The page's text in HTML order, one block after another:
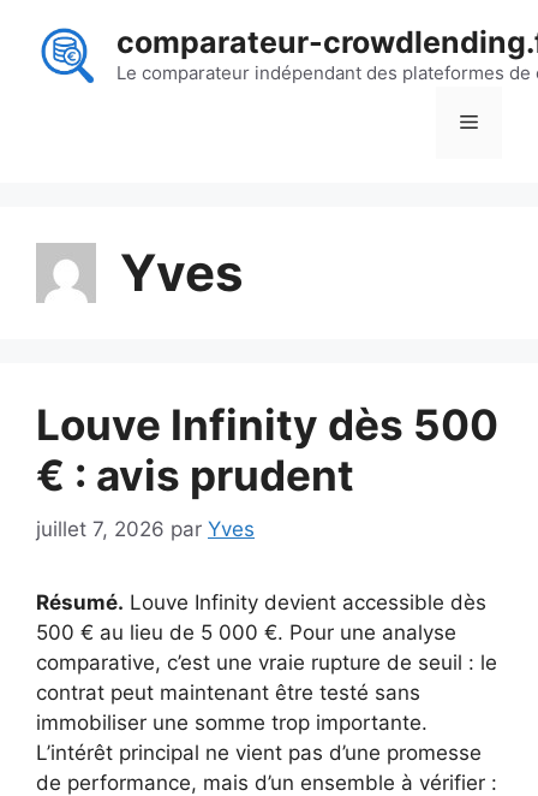
contenu
comparateur-
Le comparateur indépendant des plateformes
Menu
Yves
Louve Infinity dès 500
€ : avis prudent
juillet 7, 2026 par Yves
Résumé. Louve Infinity devient accessible dès
500 € au lieu de 5 000 €. Pour une analyse
comparative, c’est une vraie rupture de seuil : le
contrat peut maintenant être testé sans
immobiliser une somme trop importante.
L’intérêt principal ne vient pas d’une promesse
de performance, mais d’un ensemble à vérifier :